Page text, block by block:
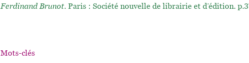
Ferdinand Brunot. Paris : Société nouvelle de librairie et d’édition.
Mots-clés